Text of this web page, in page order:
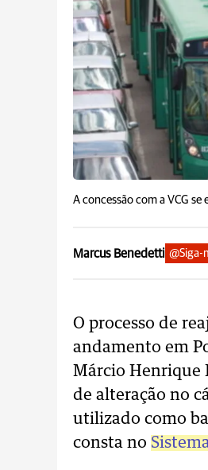
A concessão com a VCG
Marcus Benedetti @Siga-
O processo de
andamento em
Márcio Henrique
de alteração no
utilizado como
consta no